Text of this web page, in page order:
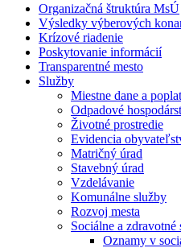
Organizačná štruktúra MsÚ
Výsledky výberových
Krízové riadenie
Poskytovanie informácií
Transparentné mesto
Služby
Miestne dane a
Odpadové
Životné prostredie
Evidencia
Matričný úrad
Stavebný úrad
Vzdelávanie
Komunálne služby
Rozvoj mesta
Sociálne a zdravotné
Oznamy v